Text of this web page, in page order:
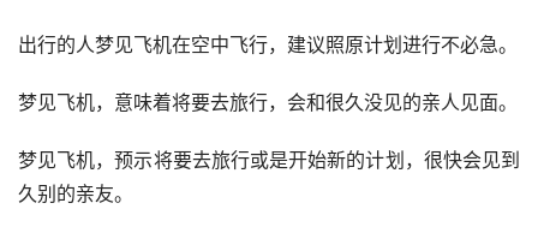
出行的人梦见飞机在空中飞行，建议照原计划进行不必急。
梦见飞机，意味着将要去旅行，会和很久没见的亲人见面。
梦见飞机，预示将要去旅行或是开始新的计划，很快会见到
久别的亲友。